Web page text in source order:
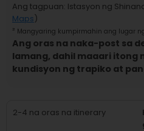
Ang tagpuan: Istasyon ng
Maps)
² Mangyaring kumpirmahin ang lugar
Ang oras na naka-post sa
lamang, dahil maaari itong
kundisyon ng trapiko at
2-4 na oras na itinerary